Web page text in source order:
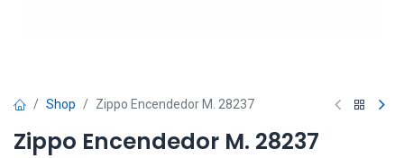
Shop Zippo Encendedor M. 28237
Zippo Encendedor M. 28237